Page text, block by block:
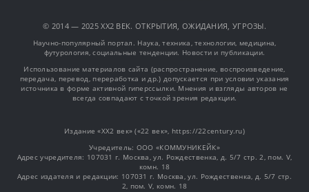
© 2014 — 2025 XX2 ВЕК. ОТКРЫТИЯ, ОЖИДАНИЯ, УГРОЗЫ.
Научно-популярный портал. Наука, техника, технологии, медицина,
футурология, социальные тенденции. Новости и публикации.
Использование материалов сайта (распространение, воспроизведение,
передача, перевод, переработка и др.) допускается при условии указания
источника в форме активной гиперссылки. Мнения и взгляды авторов не
всегда совпадают с точкой зрения редакции.
Издание «XX2 век» («22 век», https://22century.ru)
Учредитель: OOO «КОММУНИКЕЙК»
Адрес учредителя: 107031 г. Москва, ул. Рождественка, д. 5/7 стр. 2, пом. V,
комн. 18
Адрес издателя и редакции: 107031 г. Москва, ул. Рождественка, д. 5/7 стр.
2, пом. V, комн. 18